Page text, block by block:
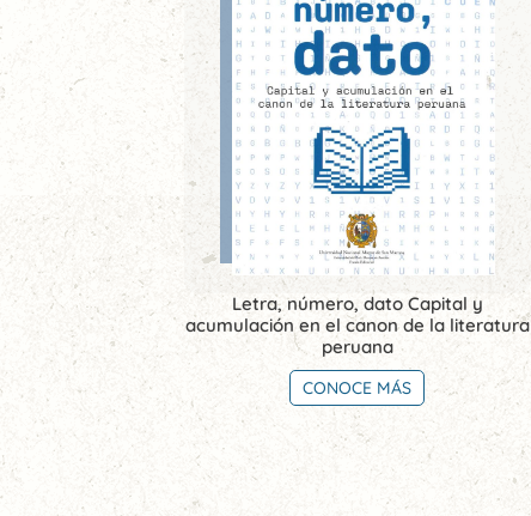
Letra, número, dato Capital y
acumulación en el canon de la literatura
peruana
CONOCE MÁS